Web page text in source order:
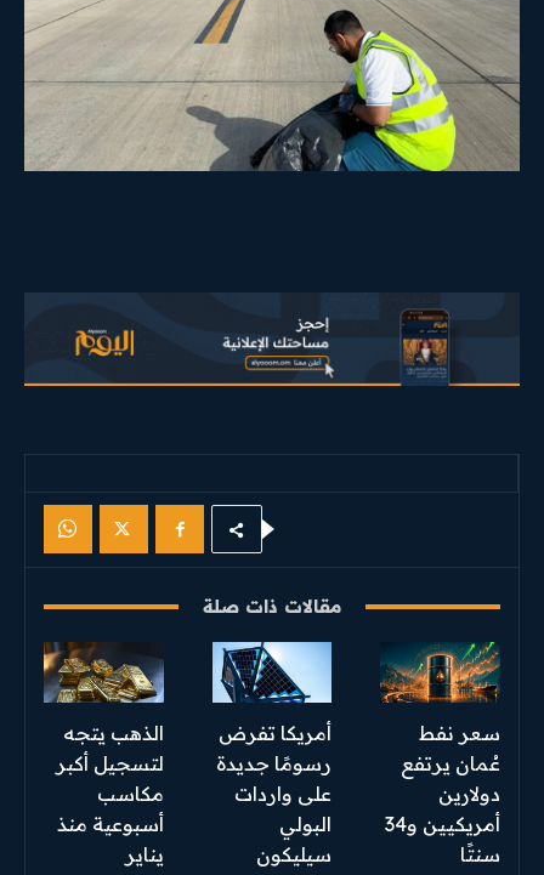
مقالات ذات صلة
سعر نفط
عُمان يرتفع
دولارين
أمريكيين و34
سنتًا
أمريكا تفرض
رسومًا جديدة
على واردات
البولي
سيليكون
الذهب يتجه
لتسجيل أكبر
مكاسب
أسبوعية منذ
يناير